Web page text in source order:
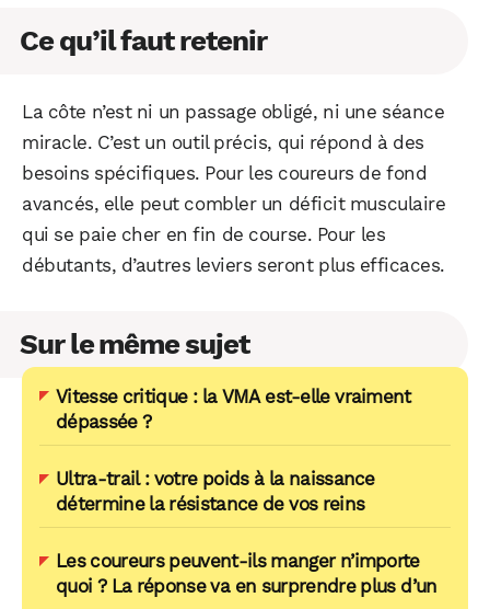
Ce qu’il faut retenir
La côte n’est ni un passage obligé, ni une séance
miracle. C’est un outil précis, qui répond à des
besoins spécifiques. Pour les coureurs de fond
avancés, elle peut combler un déficit musculaire
qui se paie cher en fin de course. Pour les
débutants, d’autres leviers seront plus efficaces.
Sur le même sujet
Vitesse critique : la VMA est-elle vraiment
dépassée ?
Ultra-trail : votre poids à la naissance
détermine la résistance de vos reins
Les coureurs peuvent-ils manger n’importe
quoi ? La réponse va en surprendre plus d’un